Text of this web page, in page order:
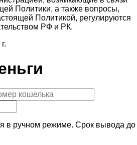
Политики, а также вопросы,
Политикой, регулируются
РФ и РК.
в ручном режиме. Срок вывода до